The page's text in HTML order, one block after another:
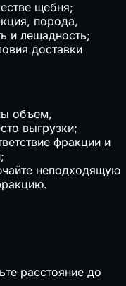
щебня;
порода,
и лещадность;
доставки
объем,
выгрузки;
фракции и
неподходящую
расстояние до